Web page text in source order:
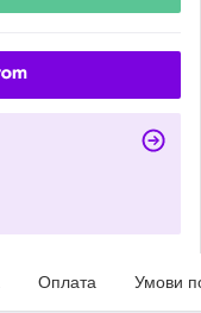
Оплата Умови